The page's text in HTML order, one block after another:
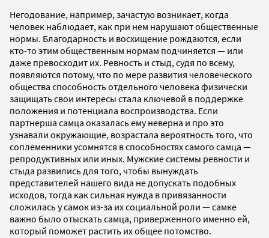
Негодование, например, зачастую возникает, когда
человек наблюдает, как при нем нарушают общественные
нормы. Благодарность и восхищение рождаются, если
кто-то этим общественным нормам подчиняется — или
даже превосходит их. Ревность и стыд, судя по всему,
появляются потому, что по мере развития человеческого
общества способность отдельного человека физически
защищать свои интересы стала ключевой в поддержке
положения и потенциала воспроизводства. Если
партнерша самца оказалась ему неверна и про это
узнавали окружающие, возрастала вероятность того, что
соплеменники усомнятся в способностях самого самца —
репродуктивных или иных. Мужские системы ревности и
стыда развились для того, чтобы вынуждать
представителей нашего вида не допускать подобных
исходов, тогда как сильная нужда в привязанности
сложилась у самок из-за их социальной роли — самке
важно было отыскать самца, приверженного именно ей,
который поможет растить их общее потомство.